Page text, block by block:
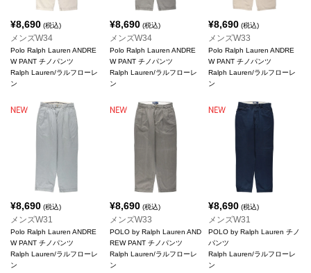
¥8,690 (税込)
メンズW34
Polo Ralph Lauren ANDRE
W PANT チノパンツ
Ralph Lauren/ラルフローレ
ン
¥8,690(税込)
メンズW34
Polo Ralph Lauren ANDRE
W PANT チノパンツ
Ralph Lauren/ラルフローレ
ン
¥8,690 (税込)
メンズW33
Polo Ralph Lauren ANDRE
W PANT チノパンツ
Ralph Lauren/ラルフローレ
ン
¥8,690 (税込)
メンズW31
Polo Ralph Lauren ANDRE
W PANT チノパンツ
Ralph Lauren/ラルフローレ
ン
¥8,690(税込)
メンズW33
POLO by Ralph Lauren AND
REW PANT チノパンツ
Ralph Lauren/ラルフローレ
ン
¥8,690 (税込)
メンズW31
POLO by Ralph Lauren チノ
パンツ
Ralph Lauren/ラルフローレ
ン